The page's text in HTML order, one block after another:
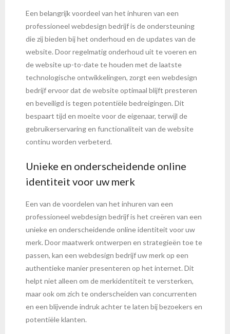
Een belangrijk voordeel van het inhuren van een
professioneel webdesign bedrijf is de ondersteuning
die zij bieden bij het onderhoud en de updates van de
website. Door regelmatig onderhoud uit te voeren en
de website up-to-date te houden met de laatste
technologische ontwikkelingen, zorgt een webdesign
bedrijf ervoor dat de website optimaal blijft presteren
en beveiligd is tegen potentiële bedreigingen. Dit
bespaart tijd en moeite voor de eigenaar, terwijl de
gebruikerservaring en functionaliteit van de website
continu worden verbeterd.
Unieke en onderscheidende online
identiteit voor uw merk
Een van de voordelen van het inhuren van een
professioneel webdesign bedrijf is het creëren van een
unieke en onderscheidende online identiteit voor uw
merk. Door maatwerk ontwerpen en strategieën toe te
passen, kan een webdesign bedrijf uw merk op een
authentieke manier presenteren op het internet. Dit
helpt niet alleen om de merkidentiteit te versterken,
maar ook om zich te onderscheiden van concurrenten
en een blijvende indruk achter te laten bij bezoekers en
potentiële klanten.